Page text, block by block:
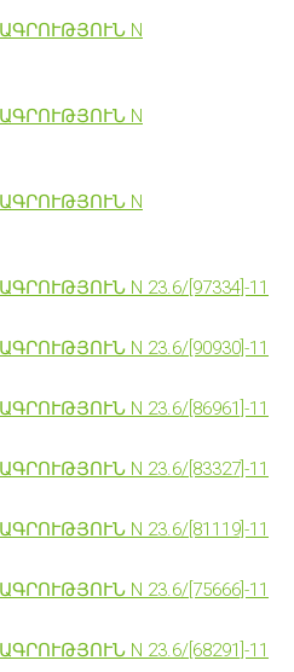
N
N
N
N 23.6/[97334]-11
N 23.6/[90930]-11
N 23.6/[86961]-11
N 23.6/[83327]-11
N 23.6/[81119]-11
N 23.6/[75666]-11
N 23.6/[68291]-11